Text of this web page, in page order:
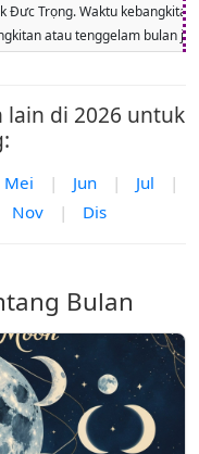
Đưc Trọng. Waktu
atau tenggelam bulan
di 2026 untuk
Mei | Jun | Jul
|
Nov | Dis
Bulan